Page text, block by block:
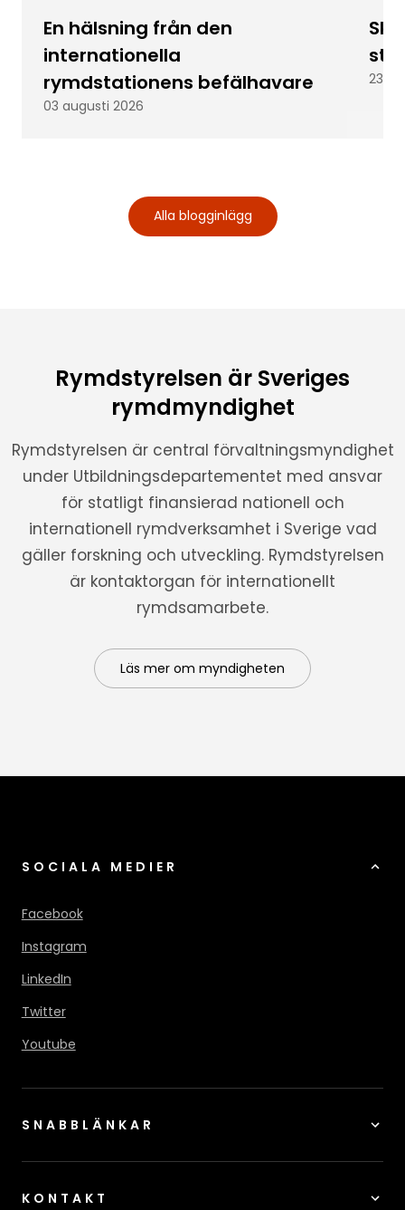
En hälsning från den
internationella
rymdstationens befälhavare
03 augusti 2026
23
Alla blogginlägg
Rymdstyrelsen är Sveriges
rymdmyndighet
Rymdstyrelsen är central förvaltningsmyndighet
under Utbildningsdepartementet med ansvar
för statligt finansierad nationell och
internationell rymdverksamhet i Sverige vad
gäller forskning och utveckling. Rymdstyrelsen
är kontaktorgan för internationellt
rymdsamarbete.
Läs mer om myndigheten
SOCIALA MEDIER
Facebook
Instagram
LinkedIn
Twitter
Youtube
SNABBLÄNKAR
KONTAKT